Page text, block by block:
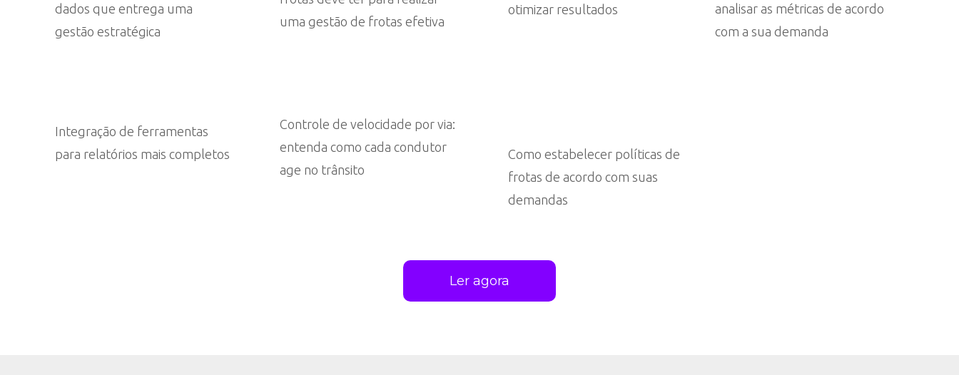
dados que entrega uma
gestão estratégica
uma gestão de frotas efetiva
otimizar resultados
analisar as métricas de acordo
com a sua demanda
Integração de ferramentas
para relatórios mais completos
Controle de velocidade por via:
entenda como cada condutor
age no trânsito
Como estabelecer políticas de
frotas de acordo com suas
demandas
Ler agora